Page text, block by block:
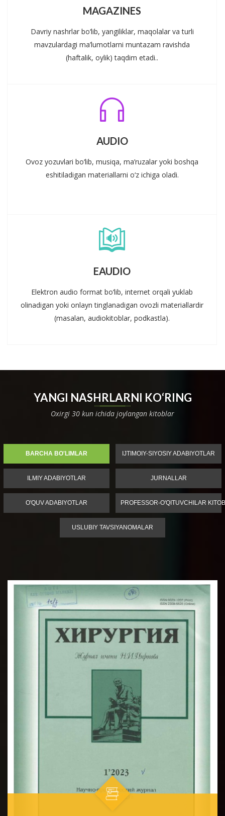
MAGAZINES
Davriy nashrlar bo‘lib, yangiliklar, maqolalar va turli
mavzulardagi ma’lumotlarni muntazam ravishda
(haftalik, oylik) taqdim etadi..
AUDIO
Ovoz yozuvlari bo‘lib, musiqa, ma’ruzalar yoki boshqa
eshitiladigan materiallarni o‘z ichiga oladi.
EAUDIO
Elektron audio format bo‘lib, internet orqali yuklab
olinadigan yoki onlayn tinglanadigan ovozli materiallardir
(masalan, audiokitoblar, podkastla).
YANGI NASHRLARNI KO‘RING
Oxirgi 30 kun ichida joylangan kitoblar
BARCHA BO'LIMLAR IJTIMOIY-SIYOSIY ADABIYOTLAR
ILMIY ADABIYOTLAR JURNALLAR
O'QUV ADABIYOTLAR PROFESSOR-O'QITUVCHILAR
USLUBIY TAVSIYANOMALAR